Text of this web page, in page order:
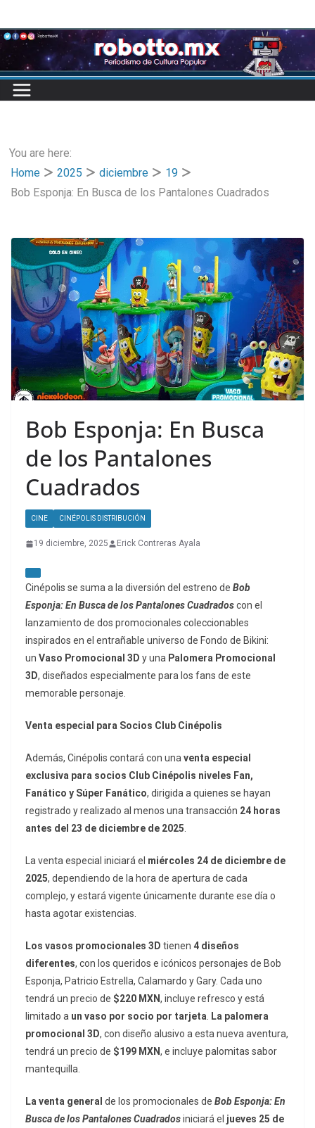
to
content
You are here:
Home
2025 diciembre
19
Bob Esponja: En Busca de los Pantalones Cuadrados
Bob Esponja: En Busca
de los Pantalones
Cuadrados
CINE CINÉPOLIS DISTRIBUCIÓN
19 diciembre, 2025 Erick Contreras Ayala
Cinépolis se suma a la diversión del estreno de Bob
Esponja: En Busca de los Pantalones Cuadradoscon el
lanzamiento de dos promocionales coleccionables
inspirados en el entrañable universo de Fondo de Bikini:
un Vaso Promocional 3D y una Palomera Promocional
3D, diseñados especialmente para los fans de este
memorable personaje.
Venta especial para Socios Club Cinépolis
Además, Cinépolis contará con una venta especial
exclusiva para socios Club Cinépolis niveles Fan,
Fanático y Súper Fanático, dirigida a quienes se hayan
registrado y realizado al menos una transacción 24 horas
antes del 23 de diciembre de 2025
La venta especial iniciará el miércoles 24 de diciembre de
2025, dependiendo de la hora de apertura de cada
complejo, y estará vigente únicamente durante ese día o
hasta agotar existencias.
Los vasos promocionales 3D tienen 4 diseños
diferentes, con los queridos e icónicos personajes de Bob
Esponja, Patricio Estrella, Calamardo y Gary. Cada uno
tendrá un precio de $220 MXN, incluye refresco y está
limitado a un vaso por socio por tarjeta
La palomera
promocional 3D, con diseño alusivo a esta nueva aventura,
tendrá un precio de $199 MXN, e incluye palomitas sabor
mantequilla.
La venta general de los promocionales de Bob Esponja: En
Busca de los Pantalones Cuadradosiniciará el jueves 25 de